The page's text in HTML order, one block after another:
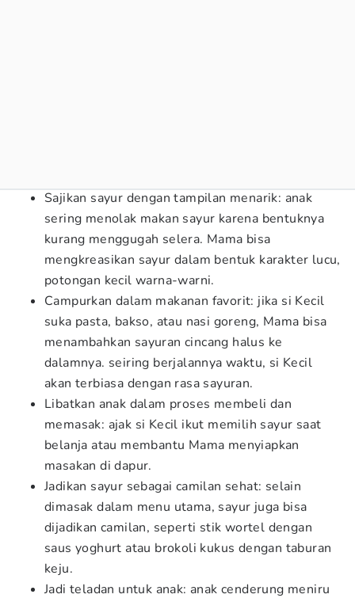
Sajikan sayur dengan tampilan menarik: anak
sering menolak makan sayur karena bentuknya
kurang menggugah selera. Mama bisa
mengkreasikan sayur dalam bentuk karakter lucu,
potongan kecil warna-warni.
Campurkan dalam makanan favorit: jika si Kecil
suka pasta, bakso, atau nasi goreng, Mama bisa
menambahkan sayuran cincang halus ke
dalamnya. seiring berjalannya waktu, si Kecil
akan terbiasa dengan rasa sayuran.
Libatkan anak dalam proses membeli dan
memasak: ajak si Kecil ikut memilih sayur saat
belanja atau membantu Mama menyiapkan
masakan di dapur.
Jadikan sayur sebagai camilan sehat: selain
dimasak dalam menu utama, sayur juga bisa
dijadikan camilan, seperti stik wortel dengan
saus yoghurt atau brokoli kukus dengan taburan
keju.
Jadi teladan untuk anak: anak cenderung meniru